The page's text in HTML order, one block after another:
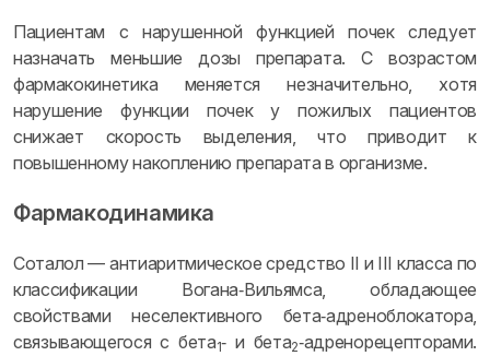
Пациентам с нарушенной функцией почек следует
назначать меньшие дозы препарата. С возрастом
фармакокинетика меняется незначительно, хотя
нарушение функции почек у пожилых пациентов
снижает скорость выделения, что приводит к
повышенному накоплению препарата в организме.
Фармакодинамика
Соталол — антиаритмическое средство II и III класса по
классификации Вогана‑Вильямса, обладающее
свойствами неселективного бета‑адреноблокатора,
связывающегося с бета1‑ и бета2‑адренорецепторами.